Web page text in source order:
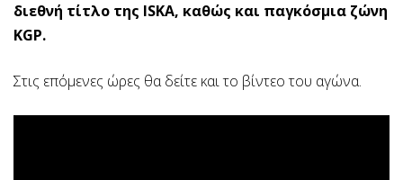
διεθνή τίτλο της ISKA, καθώς και παγκόσμια ζώνη
KGP.
Στις επόμενες ώρες θα δείτε και το βίντεο του αγώνα.